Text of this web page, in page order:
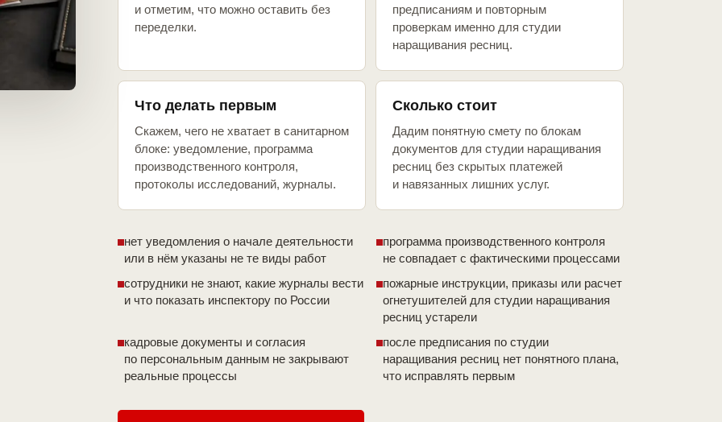
и отметим, что можно оставить без
переделки.
предписаниям и повторным
проверкам именно для студии
наращивания ресниц.
Что делать первым
Скажем, чего не хватает в санитарном
блоке: уведомление, программа
производственного контроля,
протоколы исследований, журналы.
Сколько стоит
Дадим понятную смету по блокам
документов для студии наращивания
ресниц без скрытых платежей
и навязанных лишних услуг.
нет уведомления о начале деятельности
или в нём указаны не те виды работ
программа производственного контроля
не совпадает с фактическими процессами
сотрудники не знают, какие журналы вести
и что показать инспектору по России
пожарные инструкции, приказы или расчет
огнетушителей для студии наращивания
ресниц устарели
кадровые документы и согласия
по персональным данным не закрывают
реальные процессы
после предписания по студии
наращивания ресниц нет понятного плана,
что исправлять первым